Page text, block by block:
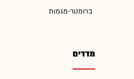
ברומטר-מגמות
מדדים